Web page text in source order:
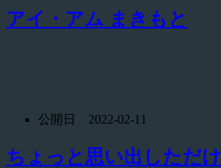
アイ・アム まきもと
公開日 2022-02-11
ちょっと思い出しただけ